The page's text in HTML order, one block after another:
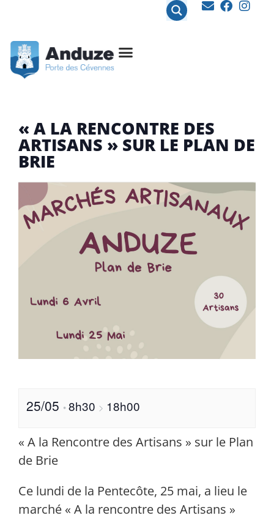
« A LA RENCONTRE DES
ARTISANS » SUR LE PLAN DE
BRIE
25/05 •8h30 > 18h00
« A la Rencontre des Artisans » sur le Plan
de Brie
Ce lundi de la Pentecôte, 25 mai, a lieu le
marché « A la rencontre des Artisans »